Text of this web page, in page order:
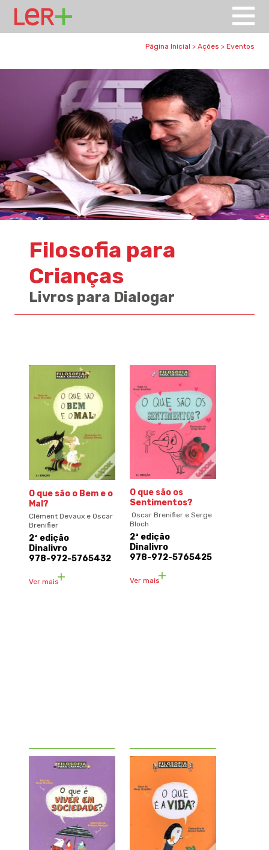
Página Inicial > Ações > Eventos
Filosofia para
Crianças
Livros para Dialogar
O que são o Bem e o
Mal?
Clément Devaux e Oscar
Brenifier
2ª edição
Dinalivro
978-972-5765432
Ver mais
O que são os
Sentimentos?
Oscar Brenifier e Serge
Bloch
2ª edição
Dinalivro
978-972-5765425
Ver mais